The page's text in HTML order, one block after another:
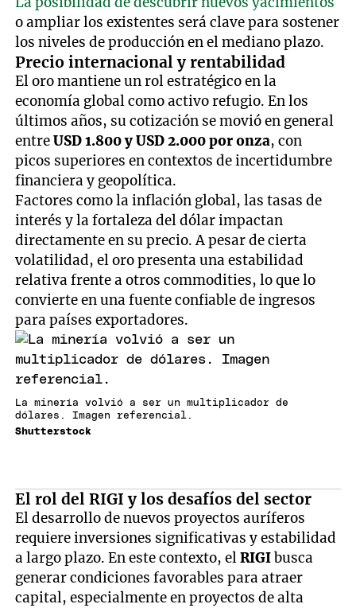
o ampliar los existentes será clave para sostener
los niveles de producción en el mediano plazo.
Precio internacional y rentabilidad
El oro mantiene un rol estratégico en la
economía global como activo refugio. En los
últimos años, su cotización se movió en general
entreUSD 1.800 y USD 2.000 por onza, con
picos superiores en contextos de incertidumbre
financiera y geopolítica.
Factores como la inflación global, las tasas de
interés y la fortaleza del dólar impactan
directamente en su precio. A pesar de cierta
volatilidad, el oro presenta una estabilidad
relativa frente a otros commodities, lo que lo
convierte en una fuente confiable de ingresos
para países exportadores.
La minería volvió a ser un multiplicador de
dólares. Imagen referencial.
Shutterstock
El rol del RIGI y los desafíos del sector
El desarrollo de nuevos proyectos auríferos
requiere inversiones significativas y estabilidad
a largo plazo. En este contexto, elRIGIbusca
generar condiciones favorables para atraer
capital, especialmente en proyectos de alta